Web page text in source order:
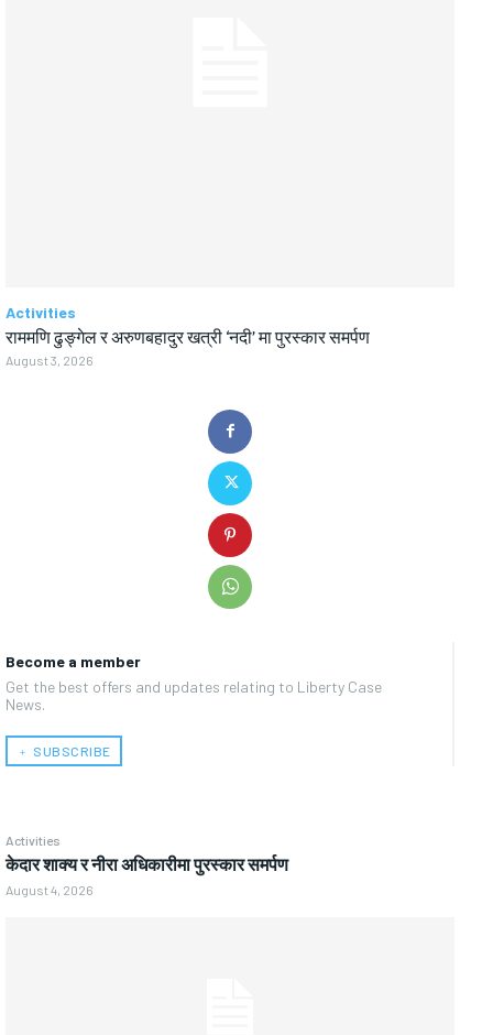
Become a member
Get the best offers and updates relating to Liberty Case
News.
﹢ SUBSCRIBE
Activities
केदार शाक्य र नीरा अधिकारीमा पुरस्कार समर्पण
August 4, 2026
Activities
राममणि ढुङ्गेल र अरुणबहादुर खत्री ‘नदी’ मा पुरस्कार समर्पण
August 3, 2026